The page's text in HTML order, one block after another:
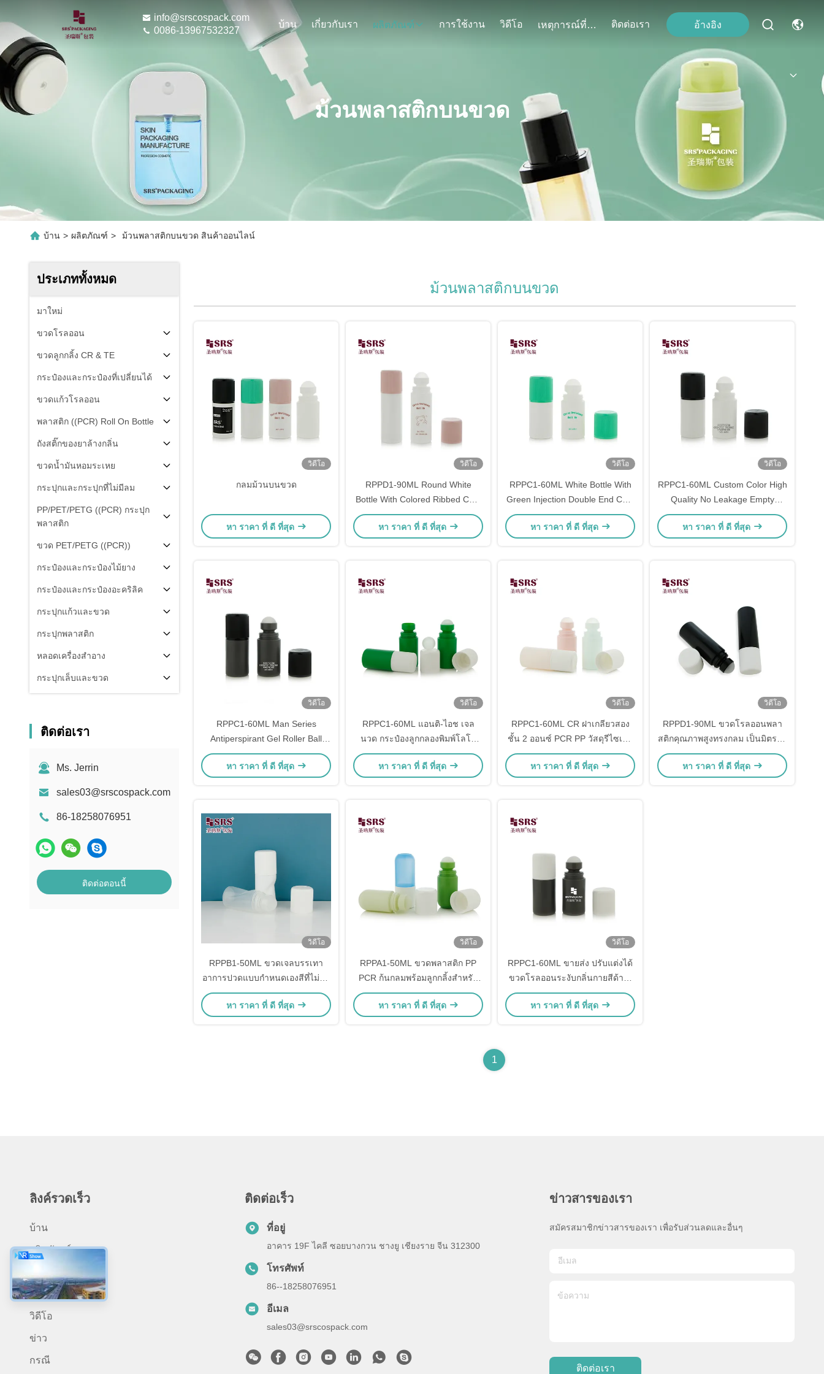
info@srscospack.com
0086-13967532327
บ้าน เกี่ยวกับเรา ผลิตภัณฑ์ การใช้งาน วิดีโอ เหตุการณ์ที่เกิดขึ้น ติดต่อเรา อ้างอิง
ม้วนพลาสติกบนขวด
บ้าน > ผลิตภัณฑ์ > ม้วนพลาสติกบนขวด สินค้าออนไลน์
ประเภททั้งหมด
มาใหม่
ขวดโรลออน
ขวดลูกกลิ้ง CR & TE
กระป๋องและกระป๋องที่เปลี่ยนได้
ขวดแก้วโรลออน
พลาสติก ((PCR) Roll On Bottle
ถังสติ๊กของยาล้างกลิ่น
ขวดน้ำมันหอมระเหย
กระปุกและกระปุกที่ไม่มีลม
PP/PET/PETG ((PCR) กระปุก
พลาสติก
ขวด PET/PETG ((PCR))
กระป๋องและกระป๋องไม้ยาง
กระป๋องและกระป๋องอะคริลิค
กระปุกแก้วและขวด
กระปุกพลาสติก
หลอดเครื่องสำอาง
กระปุกเล็บและขวด
ติดต่อเรา
Ms. Jerrin
sales03@srscospack.com
86-18258076951
ติดต่อตอนนี้
ม้วนพลาสติกบนขวด
วิดีโอ
กลมม้วนบนขวด
หา ราคา ที่ ดี ที่สุด
วิดีโอ
RPPD1-90ML Round White
Bottle With Colored Ribbed CRC
Cap Double Wall High End Roll
On Bottle
หา ราคา ที่ ดี ที่สุด
วิดีโอ
RPPC1-60ML White Bottle With
Green Injection Double End CRC
Cap Ribbed For Deodorant Gel
Pain Relief
หา ราคา ที่ ดี ที่สุด
วิดีโอ
RPPC1-60ML Custom Color High
Quality No Leakage Empty
Wholesale Roller Ball Bottles
หา ราคา ที่ ดี ที่สุด
วิดีโอ
RPPC1-60ML Man Series
Antiperspirant Gel Roller Ball
Bottle With CRC Plastic Bottles
Wholesale
หา ราคา ที่ ดี ที่สุด
วิดีโอ
RPPC1-60ML แอนติ-ไอช เจล
นวด กระป๋องลูกกลองพิมพ์โลโก้
CRC ไม่มีการรั่ว แพคเกจสีเขียว
หา ราคา ที่ ดี ที่สุด
วิดีโอ
RPPC1-60ML CR ฝาเกลียวสอง
ชั้น 2 ออนซ์ PCR PP วัสดุรีไซเคิล
ขวดลูกกลิ้งสำหรับเจลนวด
หา ราคา ที่ ดี ที่สุด
วิดีโอ
RPPD1-90ML ขวดโรลออนพลา
สติกคุณภาพสูงทรงกลม เป็นมิตรต่อ
สิ่งแวดล้อม สำหรับผลิตภัณฑ์ระงับ
เหงื่อ พร้อมฝาปิดกันเด็ก CRC
หา ราคา ที่ ดี ที่สุด
วิดีโอ
RPPB1-50ML ขวดเจลบรรเทา
อาการปวดแบบกำหนดเองสีที่ไม่ซ้ำ
ใคร ออกแบบพิเศษสำหรับการฉีด
PCR PP ขายส่ง ขวดโรลเลอร์แบบ
หา ราคา ที่ ดี ที่สุด
วิดีโอ
RPPA1-50ML ขวดพลาสติก PP
PCR ก้นกลมพร้อมลูกกลิ้งสำหรับ
บรรจุภัณฑ์ระงับกลิ่นกาย CRC
หา ราคา ที่ ดี ที่สุด
วิดีโอ
RPPC1-60ML ขายส่ง ปรับแต่งได้
ขวดโรลออนระงับกลิ่นกายสีด้าน/
เงา พร้อมฝาปิดกันเด็ก
หา ราคา ที่ ดี ที่สุด
1
ลิงค์รวดเร็ว
บ้าน
ผลิตภัณฑ์
การใช้งาน
วิดีโอ
ข่าว
กรณี
ติดต่อเร็ว
ที่อยู่
อาคาร 19F ไคลี ซอยบางกวน ชางยู เชียงราย จีน 312300
โทรศัพท์
86--18258076951
อีเมล
sales03@srscospack.com
ข่าวสารของเรา
สมัครสมาชิกข่าวสารของเรา เพื่อรับส่วนลดและอื่นๆ
ติดต่อเรา